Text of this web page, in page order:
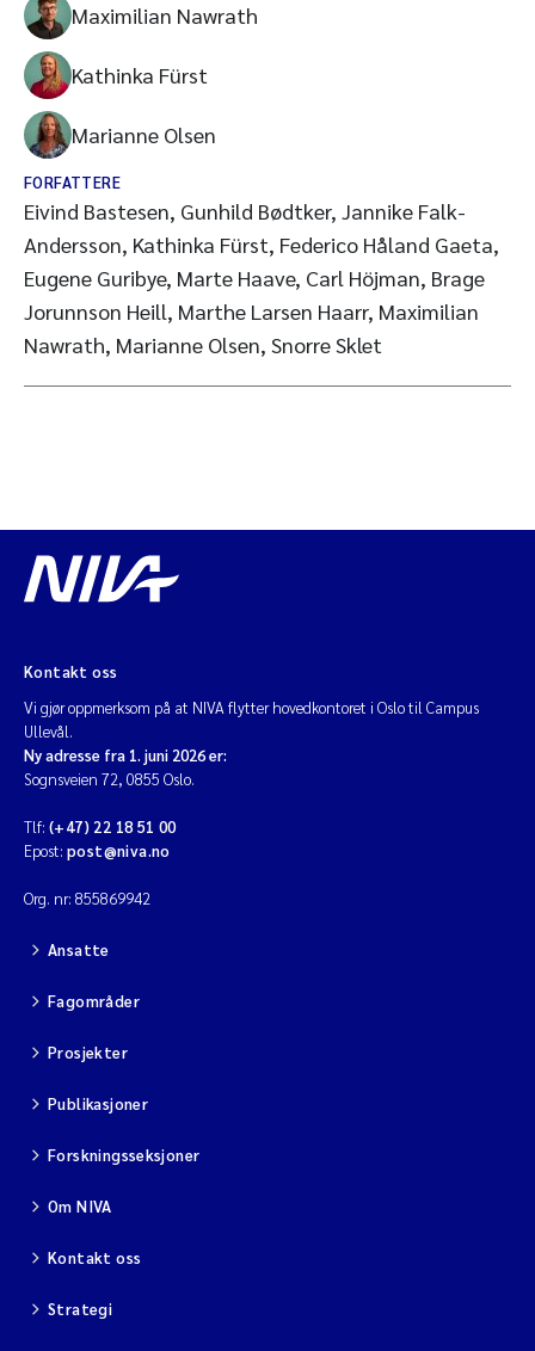
Maximilian Nawrath
Kathinka Fürst
Marianne Olsen
FORFATTERE
Eivind Bastesen, Gunhild Bødtker, Jannike Falk-
Andersson, Kathinka Fürst, Federico Håland Gaeta,
Eugene Guribye, Marte Haave, Carl Höjman, Brage
Jorunnson Heill, Marthe Larsen Haarr, Maximilian
Nawrath, Marianne Olsen, Snorre Sklet
Kontakt oss
Vi gjør oppmerksom på at NIVA flytter hovedkontoret i Oslo til Campus
Ullevål.
Ny adresse fra 1. juni 2026 er:
Sognsveien 72, 0855 Oslo.
Tlf: (+47) 22 18 51 00
Epost: post@niva.no
Org. nr: 855869942
Ansatte
Fagområder
Prosjekter
Publikasjoner
Forskningsseksjoner
Om NIVA
Kontakt oss
Strategi